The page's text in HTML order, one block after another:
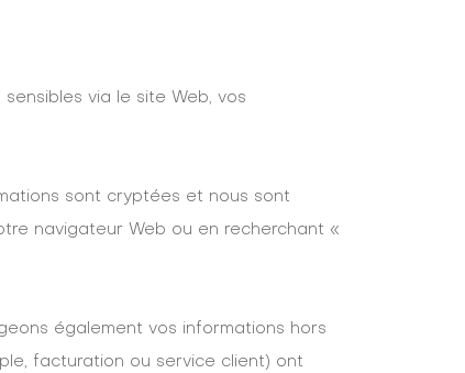
via le site Web, vos
sont cryptées et nous sont
navigateur Web ou en recherchant «
également vos informations hors
facturation ou service client) ont